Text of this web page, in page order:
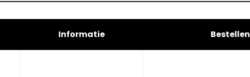
Informatie Bestellen